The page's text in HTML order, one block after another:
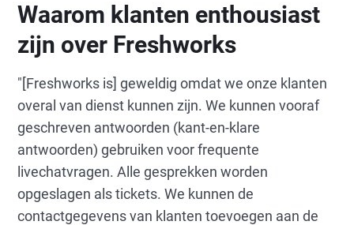
Waarom klanten enthousiast
zijn over Freshworks
"[Freshworks is] geweldig omdat we onze klanten
overal van dienst kunnen zijn. We kunnen vooraf
geschreven antwoorden (kant-en-klare
antwoorden) gebruiken voor frequente
livechatvragen. Alle gesprekken worden
opgeslagen als tickets. We kunnen de
contactgegevens van klanten toevoegen aan de